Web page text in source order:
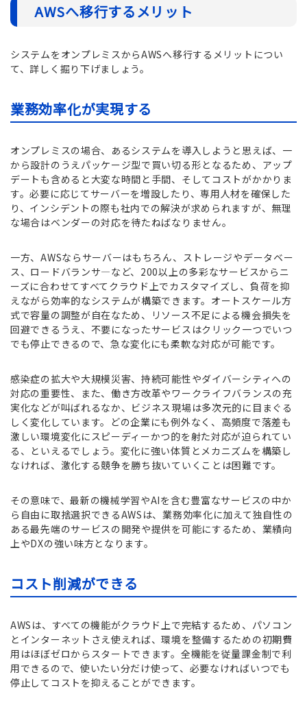
AWSへ移行するメリット
システムをオンプレミスからAWSへ移行するメリットについ
て、詳しく掘り下げましょう。
業務効率化が実現する
オンプレミスの場合、あるシステムを導入しようと思えば、一
から設計のうえパッケージ型で買い切る形となるため、アップ
デートも含めると大変な時間と手間、そしてコストがかかりま
す。必要に応じてサーバーを増設したり、専用人材を確保した
り、インシデントの際も社内での解決が求められますが、無理
な場合はベンダーの対応を待たねばなりません。
一方、AWSならサーバーはもちろん、ストレージやデータベー
ス、ロードバランサ―など、200以上の多彩なサービスからニ
ーズに合わせてすべてクラウド上でカスタマイズし、負荷を抑
えながら効率的なシステムが構築できます。オートスケール方
式で容量の調整が自在なため、リソース不足による機会損失を
回避できるうえ、不要になったサービスはクリック一つでいつ
でも停止できるので、急な変化にも柔軟な対応が可能です。
感染症の拡大や大規模災害、持続可能性やダイバーシティへの
対応の重要性、また、働き方改革やワークライフバランスの充
実化などが叫ばれるなか、ビジネス現場は多次元的に目まぐる
しく変化しています。どの企業にも例外なく、高頻度で落差も
激しい環境変化にスピーディーかつ的を射た対応が迫られてい
る、といえるでしょう。変化に強い体質とメカニズムを構築し
なければ、激化する競争を勝ち抜いていくことは困難です。
その意味で、最新の機械学習やAIを含む豊富なサービスの中か
ら自由に取捨選択できるAWSは、業務効率化に加えて独自性の
ある最先端のサービスの開発や提供を可能にするため、業績向
上やDXの強い味方となります。
コスト削減ができる
AWSは、すべての機能がクラウド上で完結するため、パソコン
とインターネットさえ使えれば、環境を整備するための初期費
用はほぼゼロからスタートできます。全機能を従量課金制で利
用できるので、使いたい分だけ使って、必要なければいつでも
停止してコストを抑えることができます。